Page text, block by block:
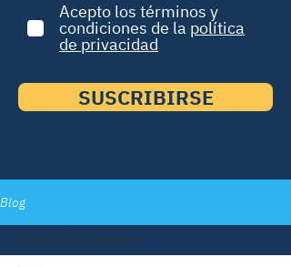
Acepto los términos y
condiciones de la política
de privacidad
SUSCRIBIRSE
Blog
Nómina Electrónica